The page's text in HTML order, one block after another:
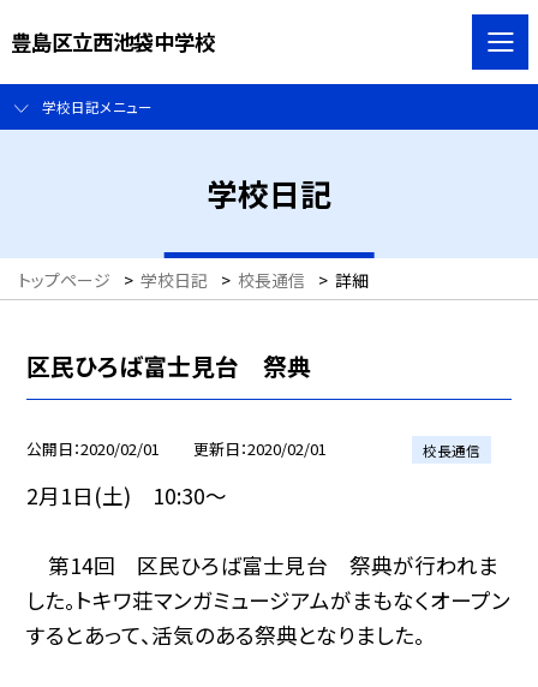
豊島区立西池袋中学校
学校日記メニュー
学校日記
トップページ > 学校日記 > 校長通信 > 詳細
区民ひろば富士見台 祭典
公開日 2020/02/01 更新日 2020/02/01 校長通信
2月1日(土) 10:30〜
第14回 区民ひろば富士見台 祭典が行われま
した。トキワ荘マンガミュージアムがまもなくオープン
するとあって、活気のある祭典となりました。